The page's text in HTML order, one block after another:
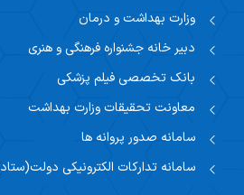
وزارت بهداشت و درمان
دبیر خانه جشنواره فرهنگی و هنری
بانک تخصصی فیلم پزشکی
معاونت تحقیقات وزارت بهداشت
سامانه صدور پروانه ها
سامانه تدارکات الکترونیکی دولت(ستاد)